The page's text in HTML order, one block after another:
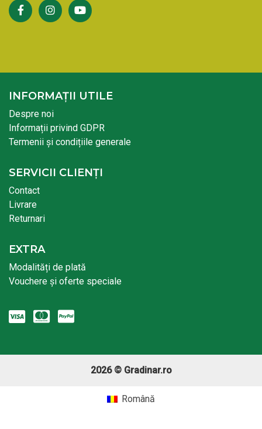
INFORMAȚII UTILE
Despre noi
Informații privind GDPR
Termenii și condițiile generale
SERVICII CLIENȚI
Contact
Livrare
Returnari
EXTRA
Modalități de plată
Vouchere și oferte speciale
2026 © Gradinar.ro
Română